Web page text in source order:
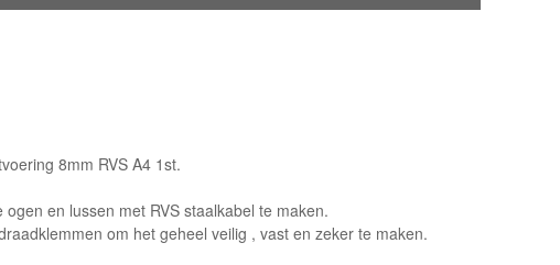
8mm RVS A4 1st.
ogen en lussen met RVS staalkabel te maken.
om het geheel veilig , vast en zeker te maken.